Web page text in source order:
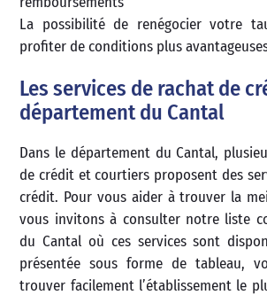
La possibilité de renégocier votre
profiter de conditions plus
Les services de rachat de
département du Cantal
Dans le département du Cantal,
de crédit et courtiers proposent des
crédit. Pour vous aider à trouver la
vous invitons à consulter notre liste
du Cantal où ces services sont
présentée sous forme de tableau,
trouver facilement l’établissement le